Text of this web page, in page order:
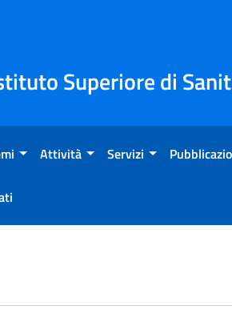
Superiore di
Attività Servizi
- Eventi